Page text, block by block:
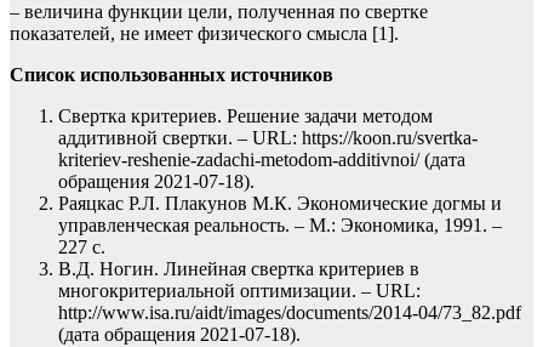
– величина функции цели, полученная по свертке
показателей, не имеет физического смысла [1].
Список использованных источников
Свертка критериев. Решение задачи методом
аддитивной свертки. – URL: https://koon.ru/svertka-
kriteriev-reshenie-zadachi-metodom-additivnoi/ (дата
обращения 2021-07-18).
Раяцкас Р.Л. Плакунов М.К. Экономические догмы и
управленческая реальность. – М.: Экономика, 1991. –
227 с.
В.Д. Ногин. Линейная свертка критериев в
многокритериальной оптимизации. – URL:
http://www.isa.ru/aidt/images/documents/2014-04/73_82.pdf
(дата обращения 2021-07-18).